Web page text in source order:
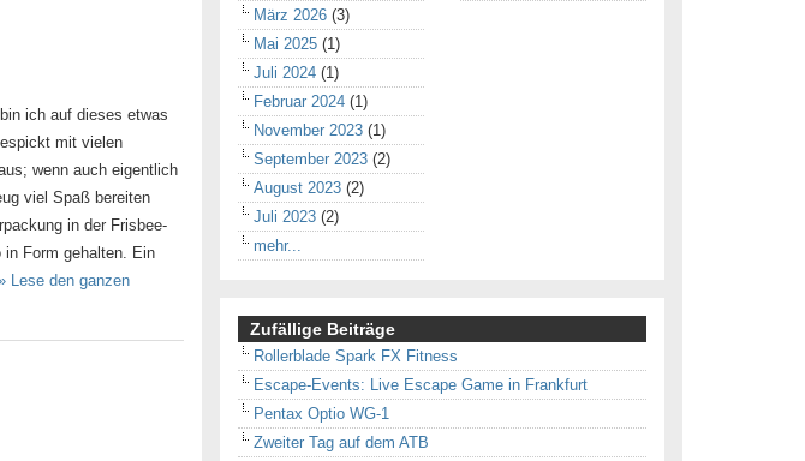
ich auf dieses etwas
mit vielen
wenn auch eigentlich
viel Spaß bereiten
in der Frisbee-
in Form gehalten. Ein
Lese den ganzen
März 2026 (3)
Mai 2025 (1)
Juli 2024 (1)
Februar 2024 (1)
November 2023 (1)
September 2023 (2)
August 2023 (2)
Juli 2023 (2)
mehr...
Zufällige Beiträge
Rollerblade Spark FX Fitness
Escape-Events: Live Escape Game in Frankfurt
Pentax Optio WG-1
Zweiter Tag auf dem ATB